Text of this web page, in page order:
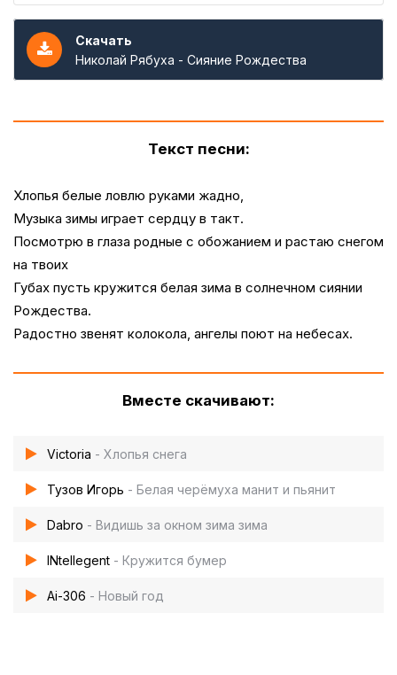
Скачать
Николай Рябуха - Сияние Рождества
Текст песни:
Хлопья белые ловлю руками жадно,
Музыка зимы играет сердцу в такт.
Посмотрю в глаза родные с обожанием и растаю снегом
на твоих
Губах пусть кружится белая зима в солнечном сиянии
Рождества.
Радостно звенят колокола, ангелы поют на небесах.
Вместе скачивают:
Victoria - Хлопья снега
Тузов Игорь - Белая черёмуха манит и пьянит
Dabro - Видишь за окном зима зима
INtellegent - Кружится бумер
Ai-306 - Новый год